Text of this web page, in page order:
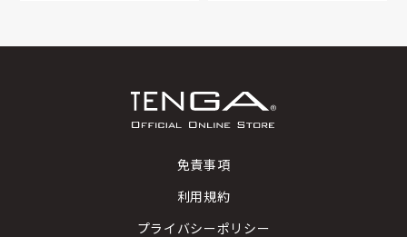
免責事項
利用規約
プライバシーポリシー